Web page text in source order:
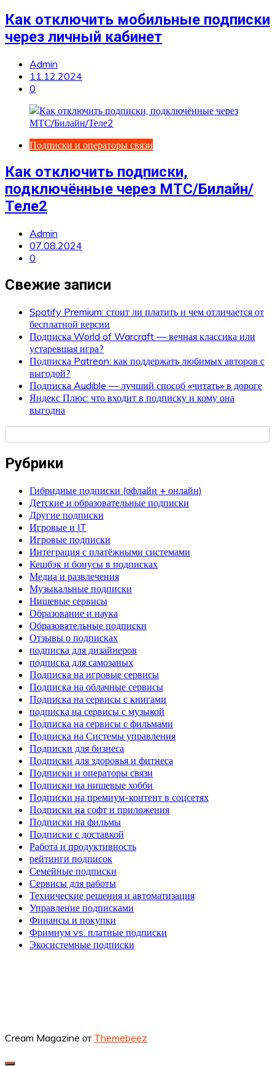
Как отключить мобильные подписки
через личный кабинет
Admin
11.12.2024
0
Подписки и операторы связи
Как отключить подписки,
подключённые через МТС/Билайн/
Теле2
Admin
07.08.2024
0
Свежие записи
Spotify Premium: стоит ли платить и чем отличается от
бесплатной версии
Подписка World of Warcraft — вечная классика или
устаревшая игра?
Подписка Patreon: как поддержать любимых авторов с
выгодой?
Подписка Audible — лучший способ «читать» в дороге
Яндекс Плюс: что входит в подписку и кому она
выгодна
Рубрики
Гибридные подписки (офлайн + онлайн)
Детские и образовательные подписки
Другие подписки
Игровые и IT
Игровые подписки
Интеграция с платёжными системами
Кешбэк и бонусы в подписках
Медиа и развлечения
Музыкальные подписки
Нишевые сервисы
Образование и наука
Образовательные подписки
Отзывы о подписках
подписка для дизайнеров
подписка для самозаных
Подписка на игровые сервисы
Подписка на облачные сервисы
Подписка на сервисы с книгами
подписка на сервисы с музыкой
Подписка на сервисы с фильмами
Подписка на Системы управления
Подписки для бизнеса
Подписки для здоровья и фитнеса
Подписки и операторы связи
Подписки на нишевые хобби
Подписки на премиум-контент в соцсетях
Подписки на софт и приложения
Подписки на фильмы
Подписки с доставкой
Работа и продуктивность
рейтинги подписок
Семейные подписки
Сервисы для работы
Технические решения и автоматизация
Управление подписками
Финансы и покупки
Фримиум vs. платные подписки
Экосистемные подписки
Cream Magazine от Themebeez